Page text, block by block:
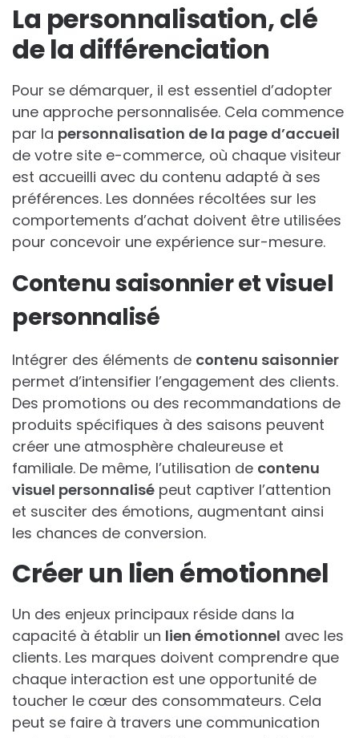
La personnalisation, clé
de la différenciation
Pour se démarquer, il est essentiel d’adopter
une approche personnalisée. Cela commence
par la personnalisation de la page d’accueil
de votre site e-commerce, où chaque visiteur
est accueilli avec du contenu adapté à ses
préférences. Les données récoltées sur les
comportements d’achat doivent être utilisées
pour concevoir une expérience sur-mesure.
Contenu saisonnier et visuel
personnalisé
Intégrer des éléments de contenu saisonnier
permet d’intensifier l’engagement des clients.
Des promotions ou des recommandations de
produits spécifiques à des saisons peuvent
créer une atmosphère chaleureuse et
familiale. De même, l’utilisation de contenu
visuel personnalisé peut captiver l’attention
et susciter des émotions, augmentant ainsi
les chances de conversion.
Créer un lien émotionnel
Un des enjeux principaux réside dans la
capacité à établir un lien émotionnel avec les
clients. Les marques doivent comprendre que
chaque interaction est une opportunité de
toucher le cœur des consommateurs. Cela
peut se faire à travers une communication